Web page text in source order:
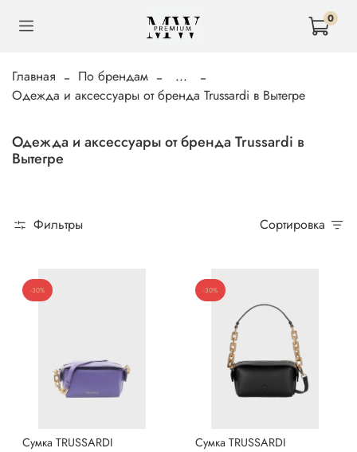
0
Главная По брендам
...
Одежда и аксессуары от бренда Trussardi в Вытегре
Одежда и аксессуары от бренда Trussardi в
Вытегре
Фильтры Сортировка
-30%
Сумка TRUSSARDI
-30%
Сумка TRUSSARDI